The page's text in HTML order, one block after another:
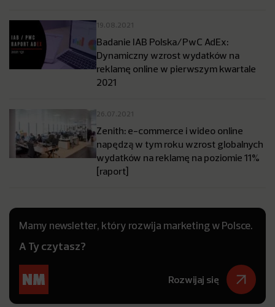
19.08.2021
Badanie IAB Polska/PwC AdEx:
Dynamiczny wzrost wydatków na
reklamę online w pierwszym kwartale
2021
26.07.2021
Zenith: e-commerce i wideo online
napędzą w tym roku wzrost globalnych
wydatków na reklamę na poziomie 11%
[raport]
Mamy newsletter, który rozwija marketing w Polsce.
A Ty czytasz?
Rozwijaj się